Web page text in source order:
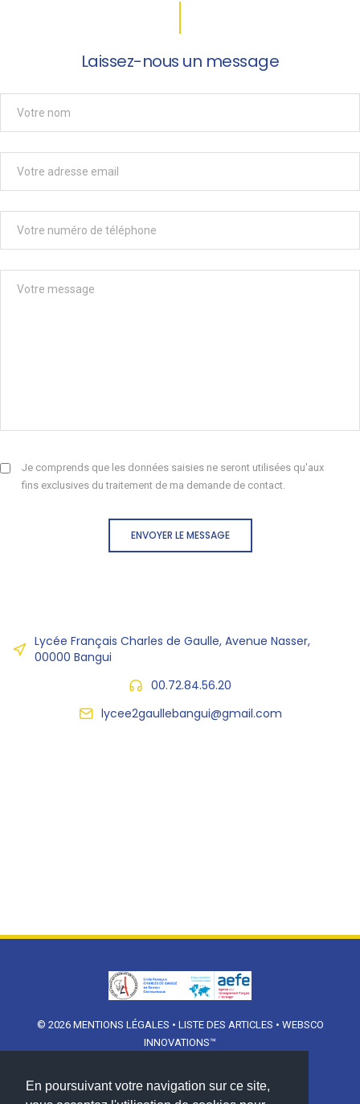
En poursuivant votre navigation sur ce site,
Laissez-nous un message
Je comprends que les données saisies ne seront utilisées qu'aux
fins exclusives du traitement de ma demande de contact.
ENVOYER LE MESSAGE
Lycée Français Charles de Gaulle, Avenue Nasser,
00000 Bangui
00.72.84.56.20
lycee2gaullebangui@gmail.com
© 2026 MENTIONS LÉGALES • LISTE DES ARTICLES • WEBSCO
INNOVATIONS™